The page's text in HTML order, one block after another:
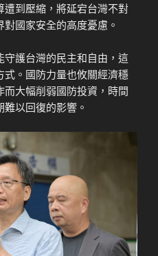
到壓縮，將延宕台灣不對
國家安全的高度憂慮。
守護台灣的民主和自由，這
。國防力量也攸關經濟穩
大幅削弱國防投資，時間
以回復的影響。